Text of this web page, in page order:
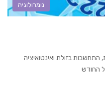
נומרולוגיה
התחשבות בזולת ואינטואיציה
החודש